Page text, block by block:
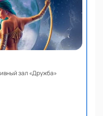
зал «Дружба»